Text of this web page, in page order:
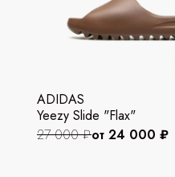
ADIDAS
Yeezy Slide "Flax"
27 000 ₽от 24 000 ₽